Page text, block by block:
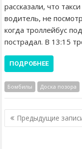
рассказали, что
водитель, не
когда троллейбус
пострадал. В 13:15
ПОДРОБНЕЕ
Бомбилы Доска позора
Н
а
Предыдущие